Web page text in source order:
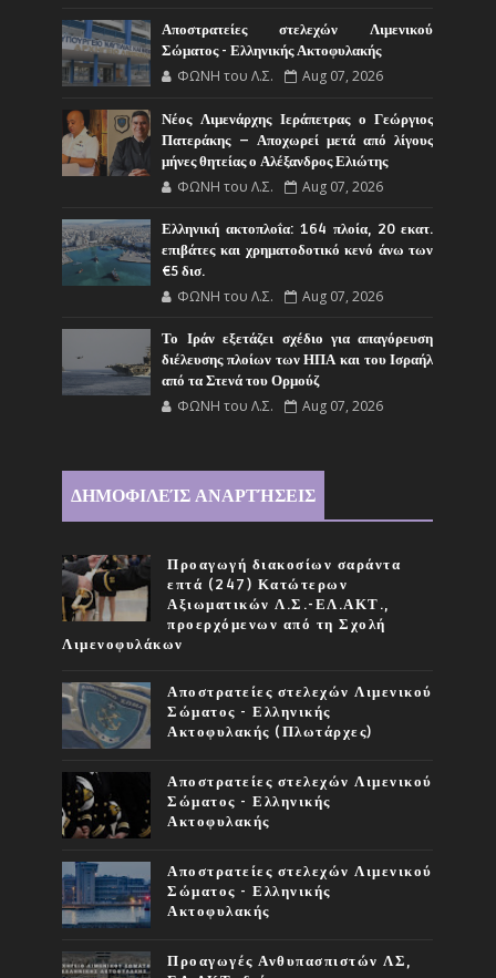
Αποστρατείες στελεχών Λιμενικού
Σώματος - Ελληνικής Ακτοφυλακής
ΦΩΝΗ του Λ.Σ. Aug 07, 2026
Νέος Λιμενάρχης Ιεράπετρας ο Γεώργιος
Πατεράκης – Αποχωρεί μετά από λίγους
μήνες θητείας ο Αλέξανδρος Ελιώτης
ΦΩΝΗ του Λ.Σ. Aug 07, 2026
Ελληνική ακτοπλοΐα: 164 πλοία, 20 εκατ.
επιβάτες και χρηματοδοτικό κενό άνω των
€5 δισ.
ΦΩΝΗ του Λ.Σ. Aug 07, 2026
Το Ιράν εξετάζει σχέδιο για απαγόρευση
διέλευσης πλοίων των ΗΠΑ και του Ισραήλ
από τα Στενά του Ορμούζ
ΦΩΝΗ του Λ.Σ. Aug 07, 2026
ΔΗΜΟΦΙΛΕΊΣ ΑΝΑΡΤΉΣΕΙΣ
Προαγωγή διακοσίων σαράντα
επτά (247) Κατώτερων
Αξιωματικών Λ.Σ.-ΕΛ.ΑΚΤ.,
προερχόμενων από τη Σχολή
Λιμενοφυλάκων
Αποστρατείες στελεχών Λιμενικού
Σώματος - Ελληνικής
Ακτοφυλακής (Πλωτάρχες)
Αποστρατείες στελεχών Λιμενικού
Σώματος - Ελληνικής
Ακτοφυλακής
Αποστρατείες στελεχών Λιμενικού
Σώματος - Ελληνικής
Ακτοφυλακής
Προαγωγές Ανθυπασπιστών ΛΣ,